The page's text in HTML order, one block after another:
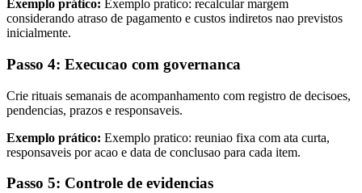
Exemplo prático: Exemplo pratico: recalcular margem
considerando atraso de pagamento e custos indiretos nao previstos
inicialmente.
Passo 4: Execucao com governanca
Crie rituais semanais de acompanhamento com registro de decisoes,
pendencias, prazos e responsaveis.
Exemplo prático: Exemplo pratico: reuniao fixa com ata curta,
responsaveis por acao e data de conclusao para cada item.
Passo 5: Controle de evidencias